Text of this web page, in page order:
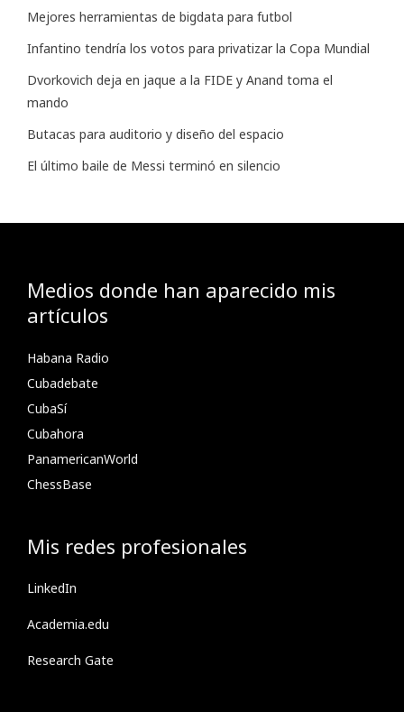
Mejores herramientas de bigdata para futbol
Infantino tendría los votos para privatizar la Copa Mundial
Dvorkovich deja en jaque a la FIDE y Anand toma el
mando
Butacas para auditorio y diseño del espacio
El último baile de Messi terminó en silencio
Medios donde han aparecido mis
artículos
Habana Radio
Cubadebate
CubaSí
Cubahora
PanamericanWorld
ChessBase
Mis redes profesionales
LinkedIn
Academia.edu
Research Gate